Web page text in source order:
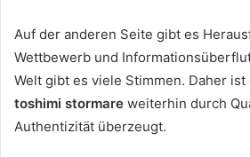
Auf der anderen Seite gibt es
Wettbewerb und
Welt gibt es viele Stimmen. Daher
toshimi stormare weiterhin durch
Authentizität überzeugt.